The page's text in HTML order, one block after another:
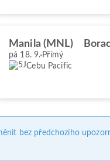
Manila (MNL)
pá 18. 9. Přímý
Cebu Pacific
bez předchozího